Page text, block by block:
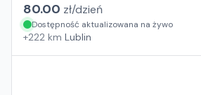
80.00 zł/dzień
Dostępność aktualizowana na żywo
+222 km Lublin